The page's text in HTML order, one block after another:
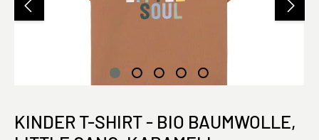
KINDER T-SHIRT - BIO BAUMWOLLE,